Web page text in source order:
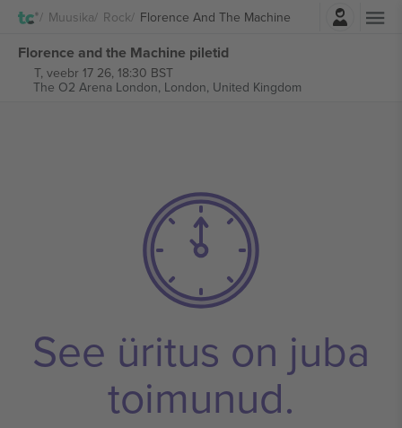
Muusika Rock Florence And The Machine
Logi sisse
Florence and the Machine piletid
T, veebr 17 26, 18:30 BST
The O2 Arena London, London, United Kingdom
See üritus on juba
toimunud.